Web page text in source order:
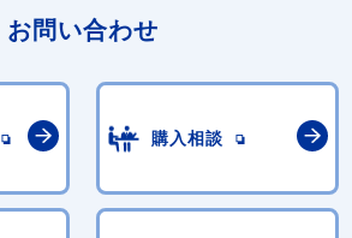
お問い合わせ
購入相談